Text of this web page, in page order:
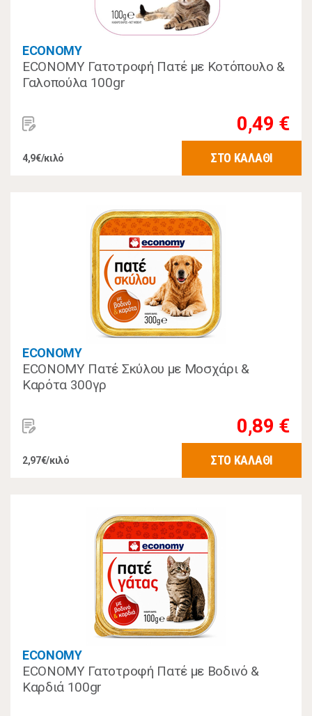
ECONOMY
ECONOMY Γατοτροφή Πατέ με Κοτόπουλο &
Γαλοπούλα 100gr
0,49 €
4,9€/κιλό ΣΤΟ ΚΑΛΑΘΙ
ECONOMY
ECONOMY Πατέ Σκύλου με Μοσχάρι &
Καρότα 300γρ
0,89 €
2,97€/κιλό ΣΤΟ ΚΑΛΑΘΙ
ECONOMY
ECONOMY Γατοτροφή Πατέ με Βοδινό &
Καρδιά 100gr